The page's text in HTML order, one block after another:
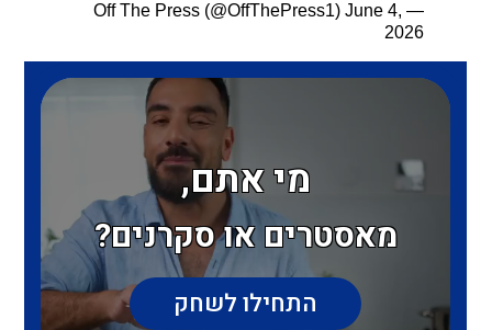
— Off The Press (@OffThePress1)
June 4,
2026